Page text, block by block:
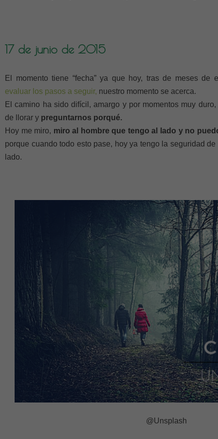
17 de junio de 2015
El momento tiene “fecha” ya que hoy, tras de meses de
evaluar los pasos a seguir, nuestro momento se acerca.
El camino ha sido difícil, amargo y por momentos muy
de llorar y preguntarnos porqué.
Hoy me miro, miro al hombre que tengo al lado y no
porque cuando todo esto pase, hoy ya tengo la seguridad
lado.
@Unsplash